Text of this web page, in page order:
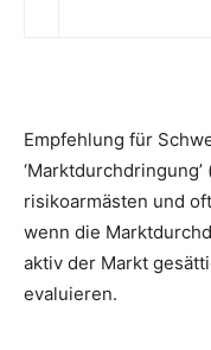
Empfehlung für
risikoarmästen und
wenn die
aktiv der Markt
evaluieren.